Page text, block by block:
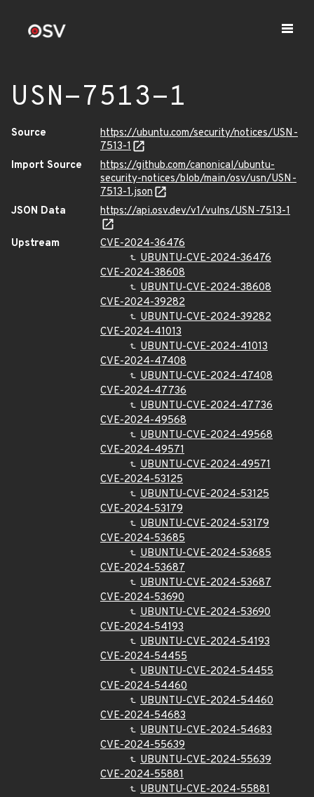
USN-7513-1
Source
https://ubuntu.com/security/notices/USN-
7513-1
Import Source
https://github.com/canonical/ubuntu-
security-notices/blob/main/osv/usn/USN-
7513-1.json
JSON Data
https://api.osv.dev/v1/vulns/USN-7513-1
Upstream
CVE-2024-36476
UBUNTU-CVE-2024-36476
CVE-2024-38608
UBUNTU-CVE-2024-38608
CVE-2024-39282
UBUNTU-CVE-2024-39282
CVE-2024-41013
UBUNTU-CVE-2024-41013
CVE-2024-47408
UBUNTU-CVE-2024-47408
CVE-2024-47736
UBUNTU-CVE-2024-47736
CVE-2024-49568
UBUNTU-CVE-2024-49568
CVE-2024-49571
UBUNTU-CVE-2024-49571
CVE-2024-53125
UBUNTU-CVE-2024-53125
CVE-2024-53179
UBUNTU-CVE-2024-53179
CVE-2024-53685
UBUNTU-CVE-2024-53685
CVE-2024-53687
UBUNTU-CVE-2024-53687
CVE-2024-53690
UBUNTU-CVE-2024-53690
CVE-2024-54193
UBUNTU-CVE-2024-54193
CVE-2024-54455
UBUNTU-CVE-2024-54455
CVE-2024-54460
UBUNTU-CVE-2024-54460
CVE-2024-54683
UBUNTU-CVE-2024-54683
CVE-2024-55639
UBUNTU-CVE-2024-55639
CVE-2024-55881
UBUNTU-CVE-2024-55881